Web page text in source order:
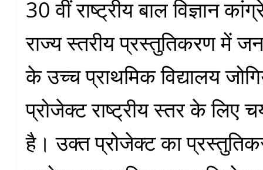
30 वीं राष्ट्रीय बाल विज्ञान
राज्य स्तरीय प्रस्तुतिकरण में
के उच्च प्राथमिक विद्यालय
प्रोजेक्ट राष्ट्रीय स्तर के लिए
है। उक्त प्रोजेक्ट का